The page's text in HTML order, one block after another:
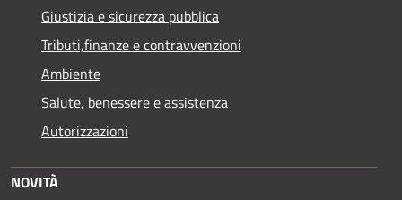
Giustizia e sicurezza pubblica
Tributi,finanze e contravvenzioni
Ambiente
Salute, benessere e assistenza
Autorizzazioni
NOVITÀ